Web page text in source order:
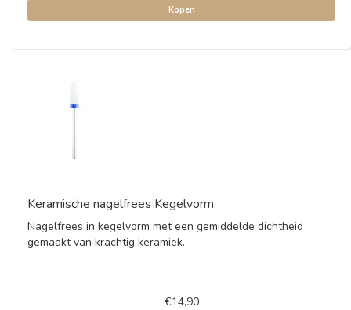
Kopen
Keramische nagelfrees Kegelvorm
Nagelfrees in kegelvorm met een gemiddelde dichtheid
gemaakt van krachtig keramiek.
€14,90